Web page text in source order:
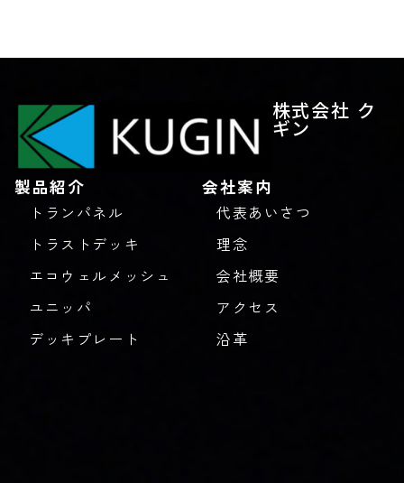
株式会社 ク
ギン
製品紹介
トランパネル
トラストデッキ
エコウェルメッシュ
ユニッパ
デッキプレート
会社案内
代表あいさつ
理念
会社概要
アクセス
沿革